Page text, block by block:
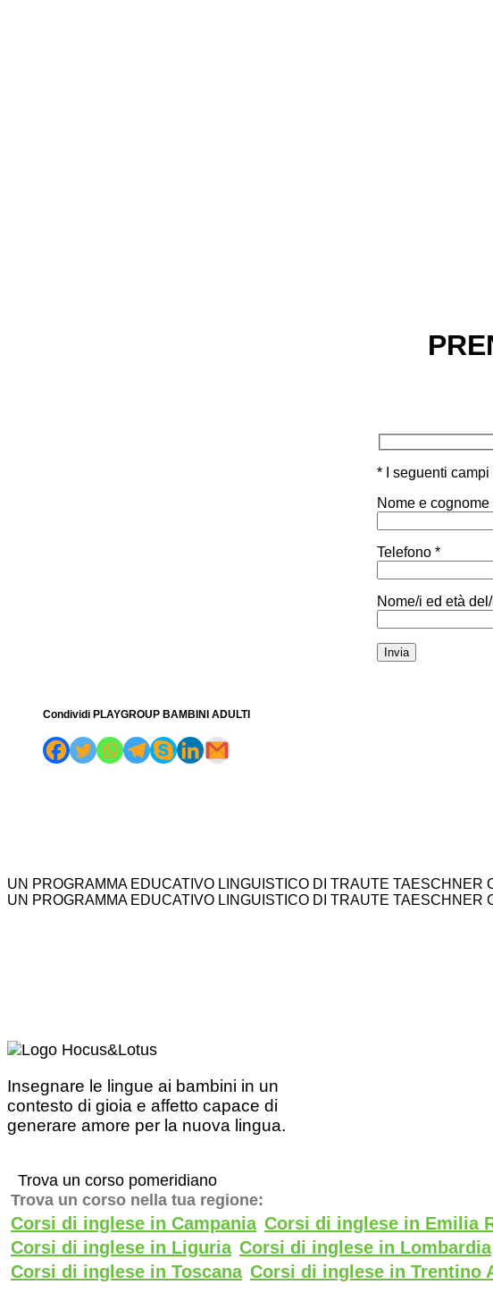
* I seguenti
Nome e cognome
Telefono *
Nome/i ed età
Condividi PLAYGROUP BAMBINI ADULTI
UN PROGRAMMA EDUCATIVO LINGUISTICO DI TRAUTE TAESCHNER
UN PROGRAMMA EDUCATIVO LINGUISTICO DI TRAUTE TAESCHNER
Insegnare le lingue ai bambini in un
contesto di gioia e affetto capace di
generare amore per la nuova lingua.
Trova un corso pomeridiano
Trova un corso nella tua regione:
Corsi di inglese in Campania Corsi di inglese in Emilia
Corsi di inglese in Liguria Corsi di inglese in Lombardia
Corsi di inglese in Toscana Corsi di inglese in Trentino